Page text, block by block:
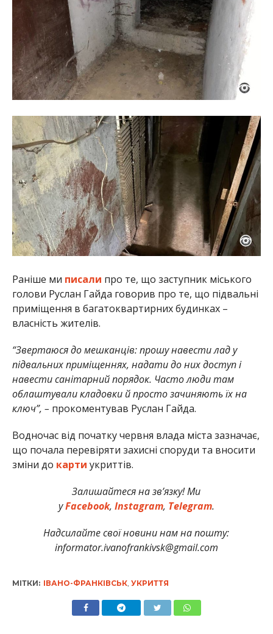
Раніше ми писали про те, що заступник міського
голови Руслан Гайда говорив про те, що підвальні
приміщення в багатоквартирних будинках –
власність жителів.
“Звертаюся до мешканців: прошу навести лад у
підвальних приміщеннях, надати до них доступ і
навести санітарний порядок. Часто люди там
облаштували кладовки й просто зачиняють їх на
ключ”, – прокоментував Руслан Гайда.
Водночас від початку червня влада міста зазначає,
що почала перевіряти захисні споруди та вносити
зміни до карти укриттів.
Залишайтеся на зв’язку! Ми
уFacebook, Instagram, Telegram.
Надсилайте свої новини нам на пошту:
informator.ivanofrankivsk@gmail.com
МІТКИ: ІВАНО-ФРАНКІВСЬК, УКРИТТЯ